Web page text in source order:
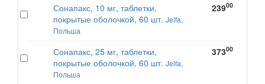
Сонапакс, 10 мг, таблетки,
покрытые оболочкой, 60 шт. Jelfa,
Польша
23900
Сонапакс, 25 мг, таблетки,
покрытые оболочкой, 60 шт. Jelfa,
Польша
37300